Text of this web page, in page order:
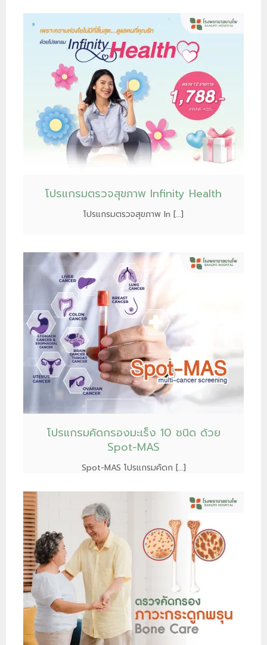
โปรแกรมตรวจสุขภาพ Infinity Health
โปรแกรมตรวจสุขภาพ In […]
โปรแกรมคัดกรองมะเร็ง 10 ชนิด ด้วย
Spot-MAS
Spot-MAS โปรแกรมคัดก […]